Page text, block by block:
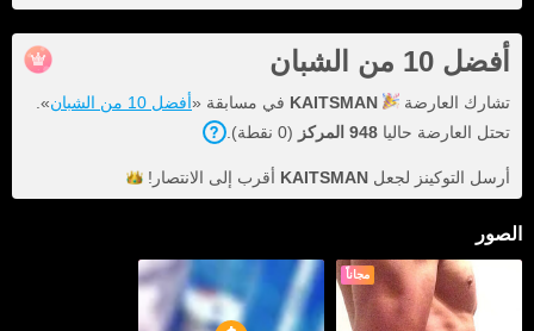
أفضل 10 من الشبان
تشارك العارضة KAITSMAN في مسابقة «أفضل 10 من الشبان
».
تحتل العارضة حاليا 948 المركز (0 نقطة).
أرسل التوكينز لجعل KAITSMAN أقرب إلى الانتصار!
الصور
مجاناً